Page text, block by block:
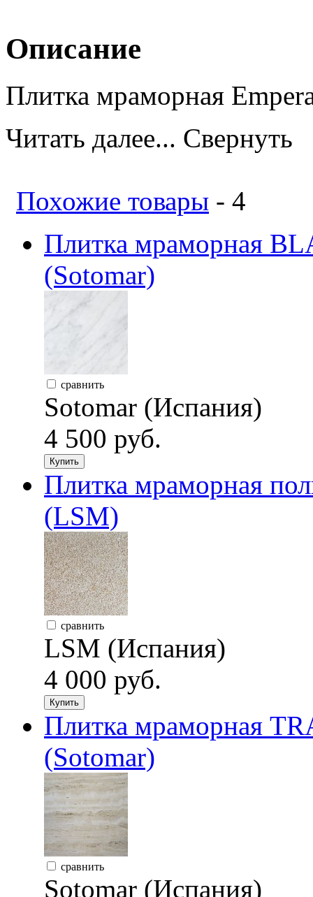
Описание
Плитка мраморная
Читать далее... Свернуть
Похожие товары - 4
Плитка мраморная
(Sotomar)
сравнить
Sotomar (Испания)
4 500 руб.
Купить
Плитка мраморная
(LSM)
сравнить
LSM (Испания)
4 000 руб.
Купить
Плитка мраморная
(Sotomar)
сравнить
Sotomar (Испания)